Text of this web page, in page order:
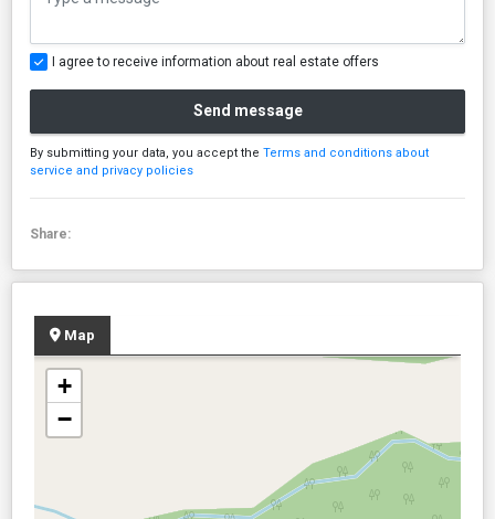
I agree to receive information about real estate offers
Send message
By submitting your data, you accept the Terms and conditions about
service and privacy policies
Share:
Map
+
−